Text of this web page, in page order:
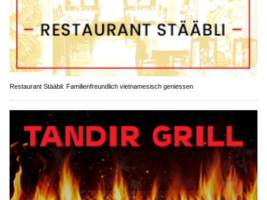
Restaurant Stääbli: Familienfreundlich vietnamesisch geniessen